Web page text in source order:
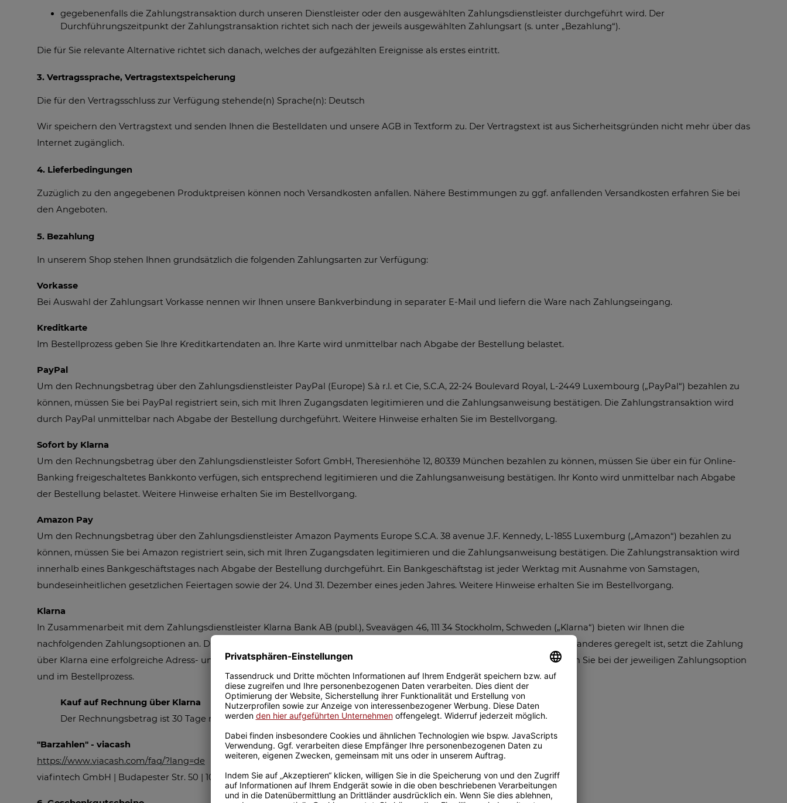
gegebenenfalls die Zahlungstransaktion durch unseren Dienstleister oder den ausgewählten Zahlungsdienstleister durchgeführt wird. Der
Durchführungszeitpunkt der Zahlungstransaktion richtet sich nach der jeweils ausgewählten Zahlungsart (s. unter „Bezahlung“).
Die für Sie relevante Alternative richtet sich danach, welches der aufgezählten Ereignisse als erstes eintritt.
3. Vertragssprache, Vertragstextspeicherung
Die für den Vertragsschluss zur Verfügung stehende(n) Sprache(n): Deutsch
Wir speichern den Vertragstext und senden Ihnen die Bestelldaten und unsere AGB in Textform zu. Der Vertragstext ist aus Sicherheitsgründen nicht mehr über das
Internet zugänglich.
4. Lieferbedingungen
Zuzüglich zu den angegebenen Produktpreisen können noch Versandkosten anfallen. Nähere Bestimmungen zu ggf. anfallenden Versandkosten erfahren Sie bei
den Angeboten.
5. Bezahlung
In unserem Shop stehen Ihnen grundsätzlich die folgenden Zahlungsarten zur Verfügung:
Vorkasse
Bei Auswahl der Zahlungsart Vorkasse nennen wir Ihnen unsere Bankverbindung in separater E-Mail und liefern die Ware nach Zahlungseingang.
Kreditkarte
Im Bestellprozess geben Sie Ihre Kreditkartendaten an. Ihre Karte wird unmittelbar nach Abgabe der Bestellung belastet.
PayPal
Um den Rechnungsbetrag über den Zahlungsdienstleister PayPal (Europe) S.à r.l. et Cie, S.C.A, 22-24 Boulevard Royal, L-2449 Luxembourg („PayPal“) bezahlen zu
können, müssen Sie bei PayPal registriert sein, sich mit Ihren Zugangsdaten legitimieren und die Zahlungsanweisung bestätigen. Die Zahlungstransaktion wird
durch PayPal unmittelbar nach Abgabe der Bestellung durchgeführt. Weitere Hinweise erhalten Sie im Bestellvorgang.
Sofort by Klarna
Um den Rechnungsbetrag über den Zahlungsdienstleister Sofort GmbH, Theresienhöhe 12, 80339 München bezahlen zu können, müssen Sie über ein für Online-
Banking freigeschaltetes Bankkonto verfügen, sich entsprechend legitimieren und die Zahlungsanweisung bestätigen. Ihr Konto wird unmittelbar nach Abgabe
der Bestellung belastet. Weitere Hinweise erhalten Sie im Bestellvorgang.
Amazon Pay
Um den Rechnungsbetrag über den Zahlungsdienstleister Amazon Payments Europe S.C.A. 38 avenue J.F. Kennedy, L-1855 Luxemburg („Amazon“) bezahlen zu
können, müssen Sie bei Amazon registriert sein, sich mit Ihren Zugangsdaten legitimieren und die Zahlungsanweisung bestätigen. Die Zahlungstransaktion wird
innerhalb eines Bankgeschäftstages nach Abgabe der Bestellung durchgeführt. Ein Bankgeschäftstag ist jeder Werktag mit Ausnahme von Samstagen,
bundeseinheitlichen gesetzlichen Feiertagen sowie der 24. Und 31. Dezember eines jeden Jahres. Weitere Hinweise erhalten Sie im Bestellvorgang.
Klarna
In Zusammenarbeit mit dem Zahlungsdienstleister Klarna Bank AB (publ.), Sveavägen 46, 111 34 Stockholm, Schweden („Klarna“) bieten wir Ihnen die
nachfolgenden Zahlungsoptionen an. Die Zahlung über Klarna ist nur für Verbraucher verfügbar. Sofern nachfolgend nichts anderes geregelt ist, setzt die Zahlung
über Klarna eine erfolgreiche Adress- und Bonitätsprüfung voraus und sie erfolgt direkt an Klarna. Weitere Hinweise erhalten Sie bei der jeweiligen Zahlungsoption
und im Bestellprozess.
Kauf auf Rechnung über Klarna
Der Rechnungsbetrag ist 30 Tage nach Versand der Ware und Erhalt der Rechnung fällig.
"Barzahlen" - viacash
https://www.viacash.com/faq/?lang=de
viafintech GmbH | Budapester Str. 50 | 10787 Berlin | Deutschland